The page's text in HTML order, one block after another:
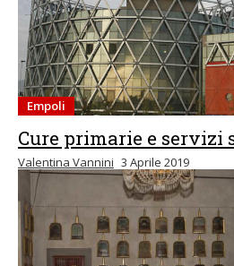
Empoli
Cure primarie e servizi
Valentina Vannini 3 Aprile 2019